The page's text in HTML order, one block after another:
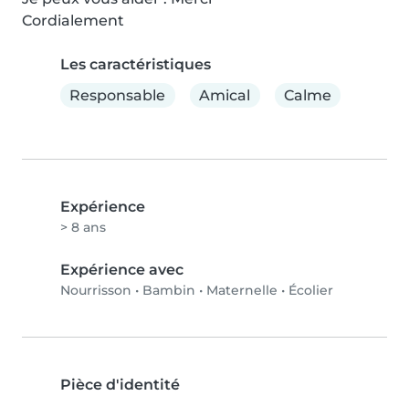
Cordialement
Les caractéristiques
Responsable
Amical Calme
Expérience
> 8 ans
Expérience avec
Nourrisson • Bambin • Maternelle • Écolier
Pièce d'identité